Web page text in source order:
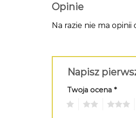
Opinie
Na razie nie ma opinii
Napisz
Twoja ocena *